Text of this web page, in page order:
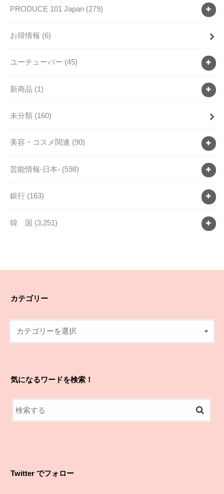
PRODUCE 101 Japan (279)
お得情報 (6)
ユーチューバー (45)
新商品 (1)
未分類 (160)
美容・コスメ関連 (90)
芸能情報-日本- (598)
銀行 (163)
韓 国 (3,251)
カテゴリー
気になるワードを検索！
Twitter でフォロー